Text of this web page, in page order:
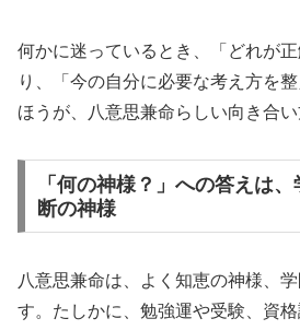
何かに迷っているとき、「どれが
り、「今の自分に必要な考え方を
ほうが、八意思兼命らしい向き合い
「何の神様？」への答えは
断の神様
八意思兼命は、よく知恵の神様、
す。たしかに、勉強運や受験、資